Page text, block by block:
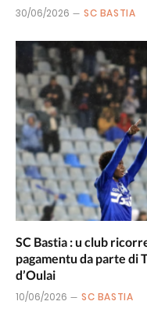
30/06/2026 SC BASTIA
SC Bastia : u club
pagamentu da parte di
d’Oulai
10/06/2026 SC BASTIA